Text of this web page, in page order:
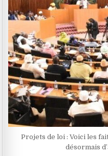
Projets de loi : Voici les
désormais